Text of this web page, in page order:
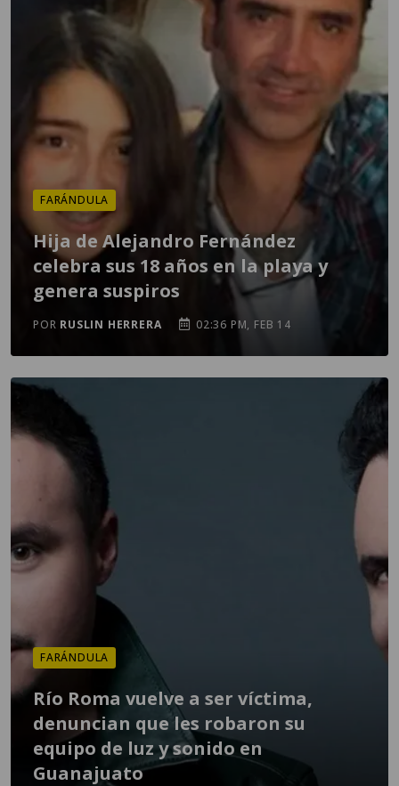
FARÁNDULA
Hija de Alejandro Fernández
celebra sus 18 años en la playa y
genera suspiros
POR RUSLIN HERRERA 02:36 PM, FEB 14
FARÁNDULA
Río Roma vuelve a ser víctima,
denuncian que les robaron su
equipo de luz y sonido en
Guanajuato